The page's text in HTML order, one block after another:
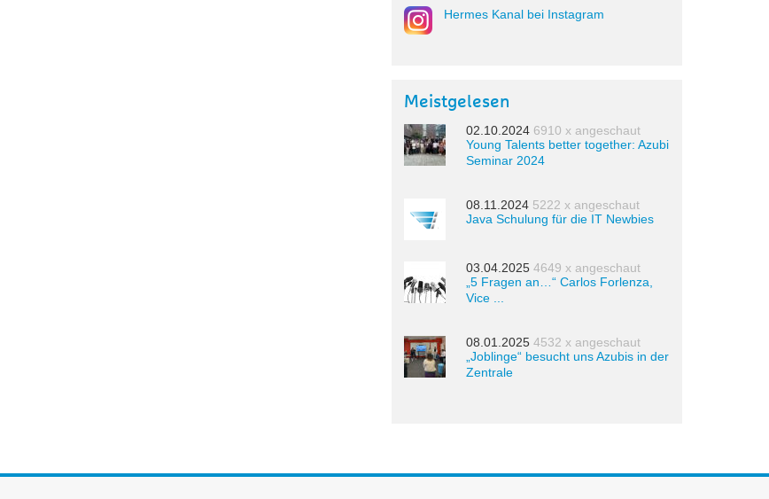
Hermes Kanal bei Instagram
Meistgelesen
02.10.2024 6910 x angeschaut
Young Talents better together: Azubi
Seminar 2024
08.11.2024 5222 x angeschaut
Java Schulung für die IT Newbies
03.04.2025 4649 x angeschaut
„5 Fragen an…“ Carlos Forlenza,
Vice ...
08.01.2025 4532 x angeschaut
„Joblinge“ besucht uns Azubis in der
Zentrale